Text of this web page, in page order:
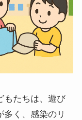
もたちは、遊び
多く、感染のリ